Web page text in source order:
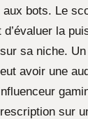
bots. Le
d’évaluer la
sa niche.
avoir une
sur